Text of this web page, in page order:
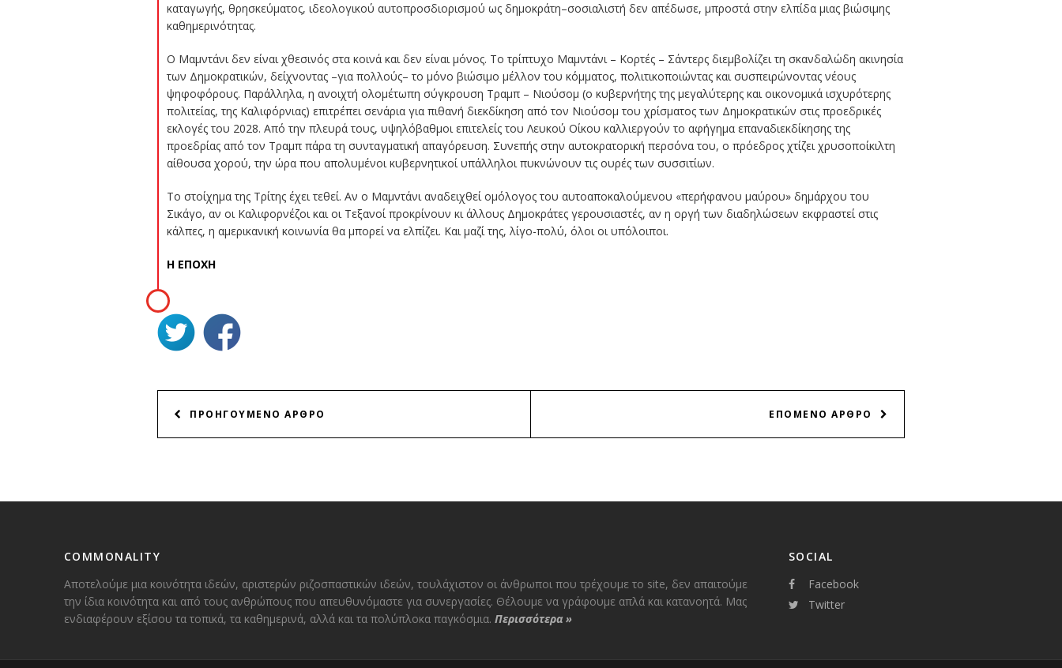
καταγωγής, θρησκεύματος, ιδεολογικού αυτοπροσδιορισμού ως δημοκράτη–σοσιαλιστή δεν απέδωσε, μπροστά στην ελπίδα μιας βιώσιμης
καθημερινότητας.
Ο Μαμντάνι δεν είναι χθεσινός στα κοινά και δεν είναι μόνος. Το τρίπτυχο Μαμντάνι – Κορτές – Σάντερς διεμβολίζει τη σκανδαλώδη ακινησία
των Δημοκρατικών, δείχνοντας –για πολλούς– το μόνο βιώσιμο μέλλον του κόμματος, πολιτικοποιώντας και συσπειρώνοντας νέους
ψηφοφόρους. Παράλληλα, η ανοιχτή ολομέτωπη σύγκρουση Τραμπ – Νιούσομ (ο κυβερνήτης της μεγαλύτερης και οικονομικά ισχυρότερης
πολιτείας, της Καλιφόρνιας) επιτρέπει σενάρια για πιθανή διεκδίκηση από τον Νιούσομ του χρίσματος των Δημοκρατικών στις προεδρικές
εκλογές του 2028. Από την πλευρά τους, υψηλόβαθμοι επιτελείς του Λευκού Οίκου καλλιεργούν το αφήγημα επαναδιεκδίκησης της
προεδρίας από τον Τραμπ πάρα τη συνταγματική απαγόρευση. Συνεπής στην αυτοκρατορική περσόνα του, ο πρόεδρος χτίζει χρυσοποίκιλτη
αίθουσα χορού, την ώρα που απολυμένοι κυβερνητικοί υπάλληλοι πυκνώνουν τις ουρές των συσσιτίων.
Το στοίχημα της Τρίτης έχει τεθεί. Αν ο Μαμντάνι αναδειχθεί ομόλογος του αυτοαποκαλούμενου «περήφανου μαύρου» δημάρχου του
Σικάγο, αν οι Καλιφορνέζοι και οι Τεξανοί προκρίνουν κι άλλους Δημοκράτες γερουσιαστές, αν η οργή των διαδηλώσεων εκφραστεί στις
κάλπες, η αμερικανική κοινωνία θα μπορεί να ελπίζει. Και μαζί της, λίγο-πολύ, όλοι οι υπόλοιποι.
Η ΕΠΟΧΗ
ΑΡΘΡΩΝ
ΕΠΟΜΕΝΟ ΑΡΘΡΟ
ΠΡΟΗΓΟΥΜΕΝΟ ΑΡΘΡΟ
COMMONALITY
Αποτελούμε μια κοινότητα ιδεών, αριστερών ριζοσπαστικών ιδεών, τουλάχιστον οι άνθρωποι που τρέχουμε το site, δεν απαιτούμε
την ίδια κοινότητα και από τους ανθρώπους που απευθυνόμαστε για συνεργασίες. Θέλουμε να γράφουμε απλά και κατανοητά. Μας
ενδιαφέρουν εξίσου τα τοπικά, τα καθημερινά, αλλά και τα πολύπλοκα παγκόσμια. Περισσότερα»
SOCIAL
Facebook
Twitter